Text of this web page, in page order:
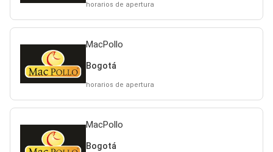
horarios de apertura
MacPollo
Bogotá
horarios de apertura
MacPollo
Bogotá